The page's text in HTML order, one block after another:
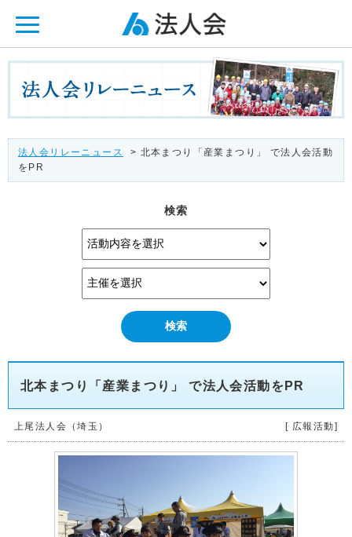
法人会リレーニュース
> 北本まつり「産業まつり」 で法人会活動
をPR
検索
北本まつり「産業まつり」 で法人会活動をPR
上尾法人会（埼玉） [ 広報活動]